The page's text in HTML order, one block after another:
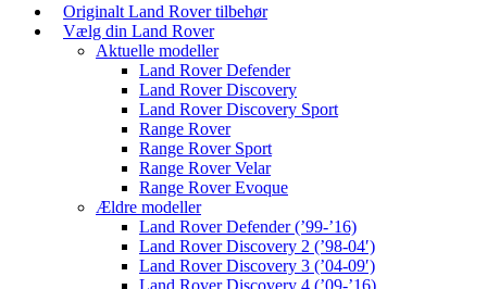
Originalt Land Rover tilbehør
Vælg din Land Rover
Aktuelle modeller
Land Rover Defender
Land Rover Discovery
Land Rover Discovery Sport
Range Rover
Range Rover Sport
Range Rover Velar
Range Rover Evoque
Ældre modeller
Land Rover Defender (’99-’16)
Land Rover Discovery 2 (’98-04′)
Land Rover Discovery 3 (’04-09′)
Land Rover Discovery 4 (’09-’16)